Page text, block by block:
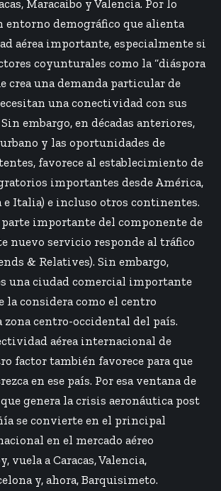
Maracaibo y Valencia. Por lo
entorno demográfico que alienta
aérea importante, especialmente si
coyunturales como la “diáspora
crea una demanda particular de
una conectividad con sus
embargo, en décadas anteriores,
y las oportunidades de
favorece al establecimiento de
importantes desde América,
e Italia) e incluso otros continentes.
importante del componente de
nuevo servicio responde al tráfico
& Relatives). Sin embargo,
una ciudad comercial importante
la considera como el centro
centro-occidental del país.
aérea internacional de
factor también favorece para que
en ese país. Por esa ventana de
genera la crisis aeronáutica post
se convierte en el principal
en el mercado aéreo
vuela a Caracas, Valencia,
y, ahora, Barquisimeto.